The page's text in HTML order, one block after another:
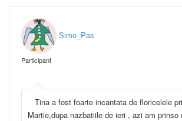
Simo_Pas
Participant
Tina a fost foarte incantata de floricelele
Martie,dupa nazbatiile de ieri , azi am prinso